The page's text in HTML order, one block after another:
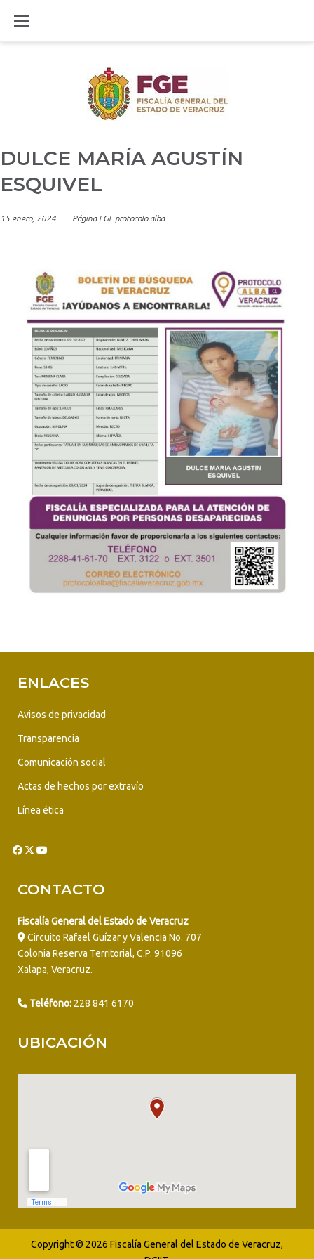
DULCE MARÍA AGUSTÍN
ESQUIVEL
15 enero, 2024 Página FGE protocolo alba
ENLACES
Avisos de privacidad
Transparencia
Comunicación social
Actas de hechos por extravío
Línea ética
CONTACTO
Fiscalía General del Estado de Veracruz
Circuito Rafael Guízar y Valencia No. 707
Colonia Reserva Territorial, C.P. 91096
Xalapa, Veracruz.
Teléfono: 228 841 6170
UBICACIÓN
Copyright © 2026 Fiscalía General del Estado de Veracruz,